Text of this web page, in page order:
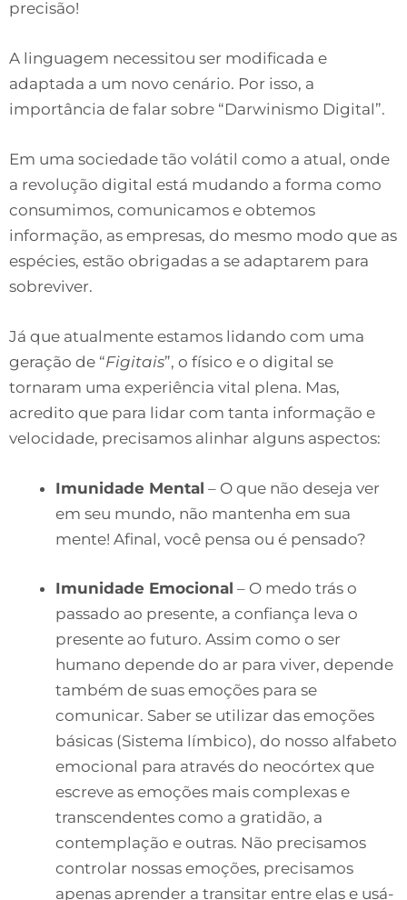
precisão!
A linguagem necessitou ser modificada e
adaptada a um novo cenário. Por isso, a
importância de falar sobre “Darwinismo Digital”.
Em uma sociedade tão volátil como a atual, onde
a revolução digital está mudando a forma como
consumimos, comunicamos e obtemos
informação, as empresas, do mesmo modo que as
espécies, estão obrigadas a se adaptarem para
sobreviver.
Já que atualmente estamos lidando com uma
geração de “Figitais”, o físico e o digital se
tornaram uma experiência vital plena. Mas,
acredito que para lidar com tanta informação e
velocidade, precisamos alinhar alguns aspectos:
Imunidade Mental – O que não deseja ver
em seu mundo, não mantenha em sua
mente! Afinal, você pensa ou é pensado?
Imunidade Emocional – O medo trás o
passado ao presente, a confiança leva o
presente ao futuro. Assim como o ser
humano depende do ar para viver, depende
também de suas emoções para se
comunicar. Saber se utilizar das emoções
básicas (Sistema límbico), do nosso alfabeto
emocional para através do neocórtex que
escreve as emoções mais complexas e
transcendentes como a gratidão, a
contemplação e outras. Não precisamos
controlar nossas emoções, precisamos
apenas aprender a transitar entre elas e usá-